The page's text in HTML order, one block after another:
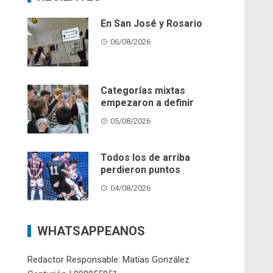
En San José y Rosario
06/08/2026
Categorías mixtas
empezaron a definir
05/08/2026
Todos los de arriba
perdieron puntos
04/08/2026
WHATSAPPEANOS
Redactor Responsable: Matías González